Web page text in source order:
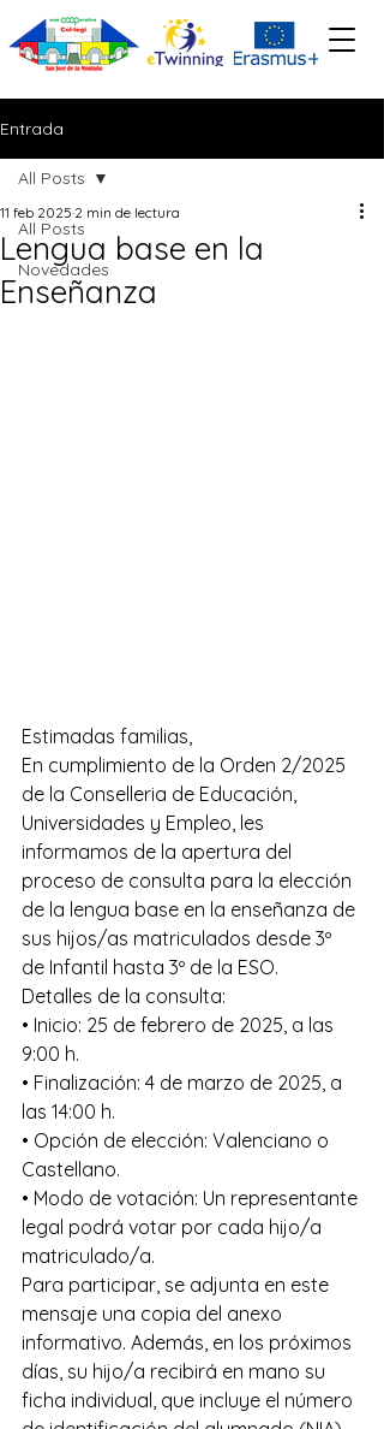
Entrada
All Posts
Novedades
All Posts
Lengua base en la
Enseñanza
11 feb 2025 2 min de lectura
Estimadas familias,
En cumplimiento de la Orden 2/2025
de la Conselleria de Educación,
Universidades y Empleo, les
informamos de la apertura del
proceso de consulta para la elección
de la lengua base en la enseñanza de
sus hijos/as matriculados desde 3º
de Infantil hasta 3º de la ESO.
Detalles de la consulta:
• Inicio: 25 de febrero de 2025, a las
9:00 h.
• Finalización: 4 de marzo de 2025, a
las 14:00 h.
• Opción de elección: Valenciano o
Castellano.
• Modo de votación: Un representante
legal podrá votar por cada hijo/a
matriculado/a.
Para participar, se adjunta en este
mensaje una copia del anexo
informativo. Además, en los próximos
días, su hijo/a recibirá en mano su
ficha individual, que incluye el número